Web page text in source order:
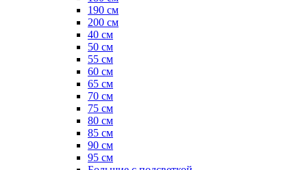
190 см
200 см
40 см
50 см
55 см
60 см
65 см
70 см
75 см
80 см
85 см
90 см
95 см